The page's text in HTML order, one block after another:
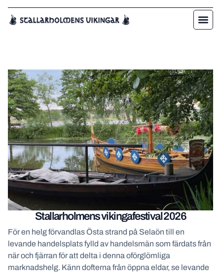
Stallarholmens vikingafestival 2026
För en helg förvandlas Östa strand på Selaön till en
levande handelsplats fylld av handelsmän som färdats från
när och fjärran för att delta i denna oförglömliga
marknadshelg. Känn dofterna från öppna eldar, se levande